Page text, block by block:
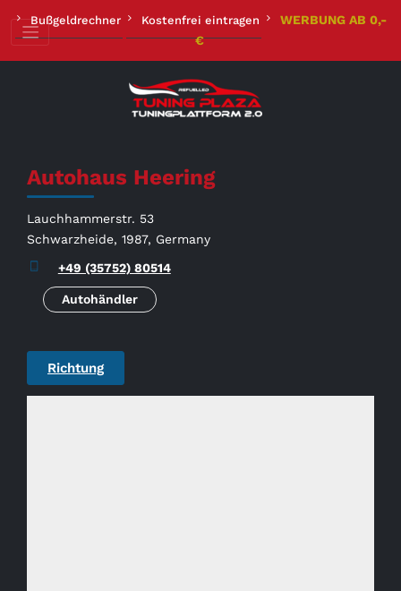
Inhalt
springen
Bußgeldrechner Kostenfrei eintragen
WERBUNG AB 0,-
€
Autohaus Heering
Lauchhammerstr. 53
Schwarzheide, 1987, Germany
+49 (35752) 80514
Autohändler
Richtung